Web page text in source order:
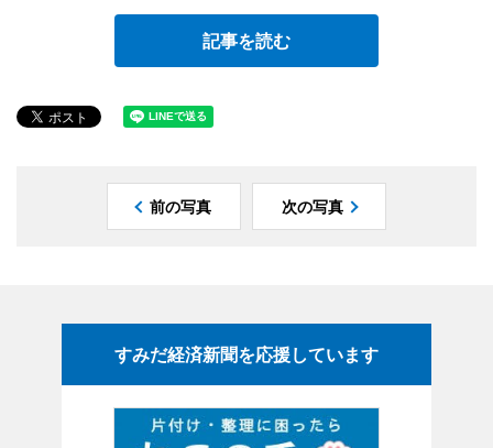
記事を読む
前の写真 次の写真
すみだ経済新聞を応援しています